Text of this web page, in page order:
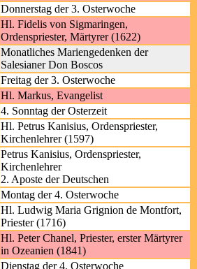
Donnerstag der 3. Osterwoche
Hl. Fidelis von Sigmaringen,
Ordenspriester, Märtyrer (1622)
Monatliches Mariengedenken der
Salesianer Don Boscos
Freitag der 3. Osterwoche
Hl. Markus, Evangelist
4. Sonntag der Osterzeit
Hl. Petrus Kanisius, Ordenspriester,
Kirchenlehrer (1597)
Petrus Kanisius, Ordenspriester,
Kirchenlehrer
2. Aposte der Deutschen
Montag der 4. Osterwoche
Hl. Ludwig Maria Grignion de Montfort,
Priester (1716)
Hl. Peter Chanel, Priester, erster Märtyrer
in Ozeanien (1841)
Dienstag der 4. Osterwoche